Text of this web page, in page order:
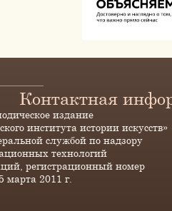
Контактная
издание
института истории искусств»
службой по надзору
технологий
регистрационный номер
2011 г.